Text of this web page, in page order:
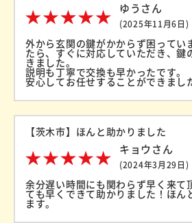
ゆうさん
(2025年11月6日)
外から玄関の鍵がかからず困ってい
たら、すぐに対応していただき、鍵
きました。
説明も丁寧で交換も早かったです。
安心してお任せすることができまし
【茨木市】ほんと助かりました
キョウさん
(2024年3月29日)
余分遅い時間にも関わらず早く来て
ても早くできて助かりました！ほん
ます。